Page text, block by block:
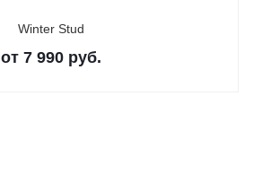
Winter Stud
от 7 990 руб.